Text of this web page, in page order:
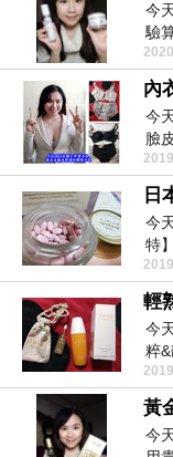
今
驗
今
臉
胖
今
特
養
今
粹
今